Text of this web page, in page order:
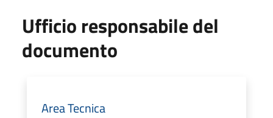
Ufficio responsabile del
documento
Area Tecnica